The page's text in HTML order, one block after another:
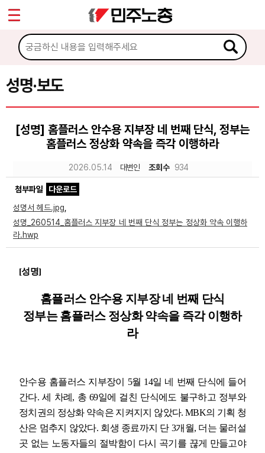
성명·보도
[성명] 홈플러스 안수용 지부장 네 번째 단식, 정부는
홈플러스 정상화 약속을 즉각 이행하라
2026.05.14 대변인 조회수 934
첨부파일
다운로드
성명서 헤드.jpg
성명_260514_홈플러스 지부장 네 번째 단식 정부는 정상화 약속 이행하
라.hwp
[성명]
홈플러스 안수용 지부장 네 번째 단식
정부는 홈플러스 정상화 약속을 즉각 이행하
라
안수용 홈플러스 지부장이 5월 14일 네 번째 단식에 들어
간다.세 차례 , 총69일에 걸친 단식에도 불구하고 정부와
정치권의 정상화 약속은 지켜지지 않았다. MBK의 기획 청
산은 멈추지 않았다. 회생 종료까지 단 3개월, 더는 물러설
곳 없는 노동자들의 절박함이 다시 곡기를 끊게 만들고야
마이페이지
소개
소식
공지사항
성명·보도
노동상담
자료
Sketchbook5, 스케치북5
Sketchbook5, 스케치북5